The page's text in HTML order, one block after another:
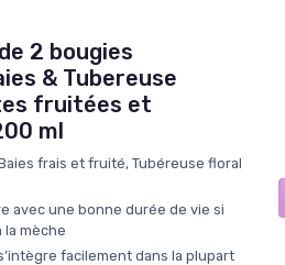
2 bougies
& Tubereuse
fruitées et
ml
frais et fruité, Tubéreuse floral
avec une bonne durée de vie si
mèche
facilement dans la plupart